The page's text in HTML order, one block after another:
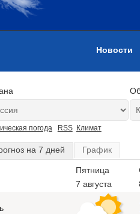
Новости
погода RSS Климат
на 7 дней График
Пятница
7 августа